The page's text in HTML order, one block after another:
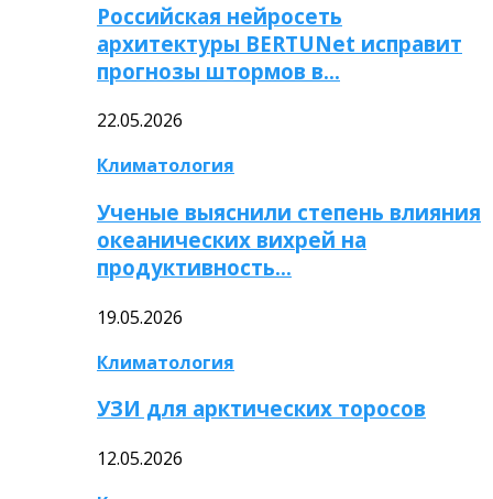
Российская нейросеть
архитектуры BERTUNet исправит
прогнозы штормов в…
22.05.2026
Климатология
Ученые выяснили степень влияния
океанических вихрей на
продуктивность…
19.05.2026
Климатология
УЗИ для арктических торосов
12.05.2026